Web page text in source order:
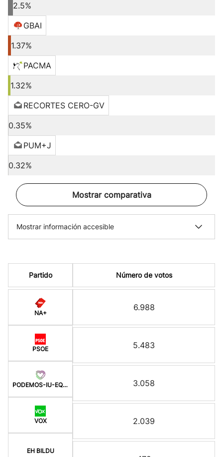
2.5%
GBAI
1.37%
PACMA
1.32%
RECORTES CERO-GV
0.35%
PUM+J
0.32%
Mostrar comparativa
Mostrar información accesible
Partido
NA+
PSOE
PODEMOS-IU-EQUO-BATZ
VOX
EH BILDU
Número de votos
6.988
5.483
3.058
2.039